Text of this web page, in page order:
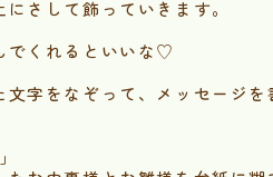
さして飾っていきます。
でくれるといいな♡
字をなぞって、メッセージを